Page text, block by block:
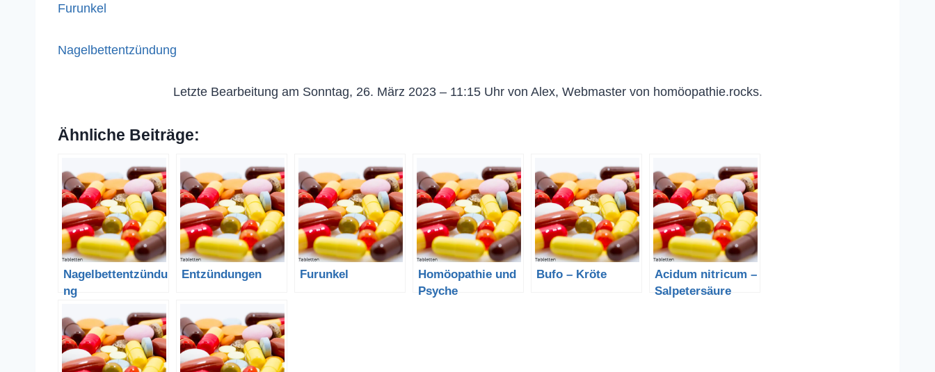
Furunkel
Nagelbettentzündung
Letzte Bearbeitung am Sonntag, 26. März 2023 – 11:15 Uhr von Alex, Webmaster von homöopathie.rocks.
Ähnliche Beiträge:
Nagelbettentzündu
ng
Entzündungen Furunkel
Homöopathie und
Psyche
Bufo – Kröte
Acidum nitricum –
Salpetersäure